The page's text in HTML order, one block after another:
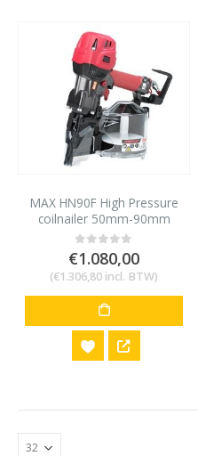
MAX HN90F High Pressure
coilnailer 50mm-90mm
0out of 5
€1.080,00
(€1.306,80 incl. BTW)